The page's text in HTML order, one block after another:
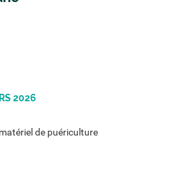
2026
de puériculture